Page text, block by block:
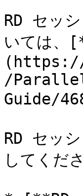
RD セッ
いては、
(https://
/
Guide/
RD セッ
してくだ